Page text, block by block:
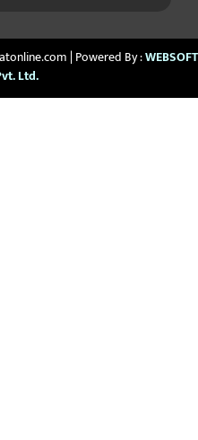
| Powered By :WEBSOFT
Ltd.